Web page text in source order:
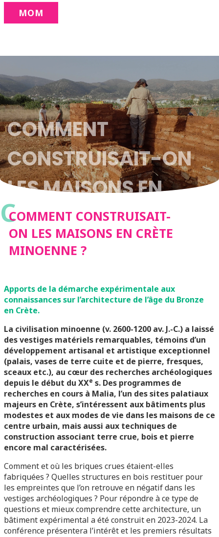
MOM
COMMENT
CONSTRUISAIT-ON
LES MAISONS EN
CRÈTE MINOENNE ?
CCOMMENT CONSTRUISAIT-
ON LES MAISONS EN CRÈTE
MINOENNE ?
Apports de la démarche expérimentale aux
connaissances sur l’architecture de l’âge du Bronze
en Crète.
La civilisation minoenne (v. 2600-1200 av. J.-C.) a laissé
des vestiges matériels remarquables, témoins d’un
développement artisanal et artistique exceptionnel
(palais, vases de terre cuite et de pierre, fresques,
sceaux etc.), au cœur des recherches archéologiques
depuis le début du XXe s. Des programmes de
recherches en cours à Malia, l’un des sites palatiaux
majeurs en Crète, s’intéressent aux bâtiments plus
modestes et aux modes de vie dans les maisons de ce
centre urbain, mais aussi aux techniques de
construction associant terre crue, bois et pierre
encore mal caractérisées.
Comment et où les briques crues étaient-elles
fabriquées ? Quelles structures en bois restituer pour
les empreintes que l’on retrouve en négatif dans les
vestiges archéologiques ? Pour répondre à ce type de
questions et mieux comprendre cette architecture, un
bâtiment expérimental a été construit en 2023-2024. La
conférence présentera l’intérêt et les premiers résultats